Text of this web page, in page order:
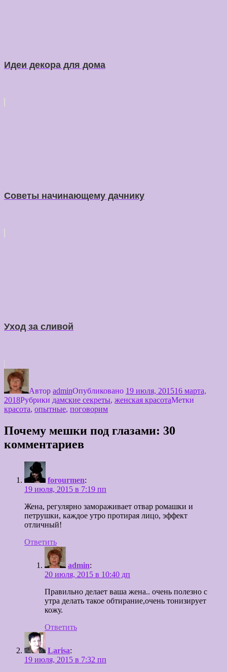
Идеи декора для дома
Советы начинающему дачнику
Уход за сливой
Автор adminОпубликовано 19 июля, 201516 марта,
2018Рубрики дамские секреты, женская красотаМетки
красота, опытные, поговорим
Почему мешки под глазами: 30
комментариев
forourmen:
19 июля, 2015 в 7:19 пп
Жена, регулярно замораживает отвар ромашки и
петрушки, каждое утро протирая лицо, эффект
отличный!
Ответить
admin:
20 июля, 2015 в 10:40 дп
Правильно делает ваша жена.. очень полезно с
утра делать такое обтирание,очень тонизирует
кожу.
Ответить
Larisa:
19 июля, 2015 в 7:32 пп